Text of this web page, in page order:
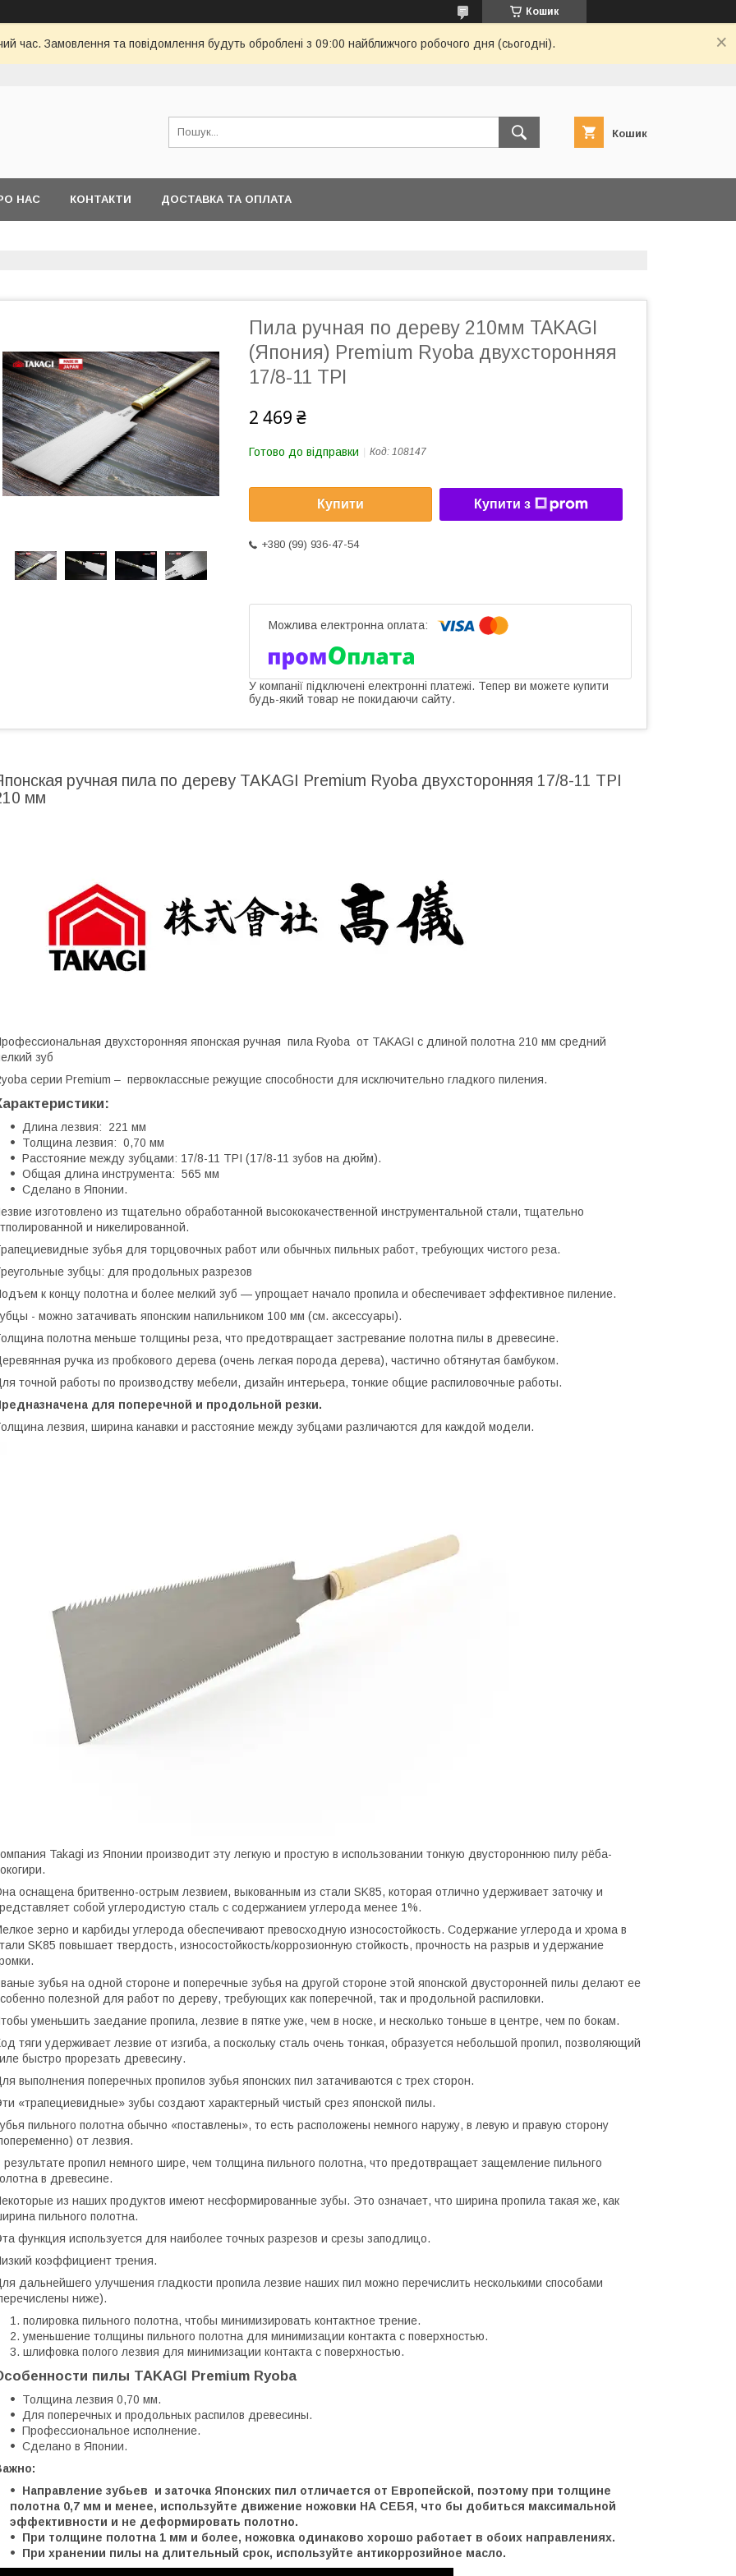
Кошик
час. Замовлення та повідомлення будуть оброблені з 09:00 найближчого робочого дня (сьогодні).
Кошик
НАС КОНТАКТИ ДОСТАВКА ТА ОПЛАТА
Пила ручная по дереву 210мм TAKAGI
(Япония) Premium Ryoba двухсторонняя
17/8-11 TPI
2 469 ₴
Готово до відправки Код: 108147
Купити Купити з
+380 (99) 936-47-54
У компанії підключені електронні платежі. Тепер ви можете купити
будь-який товар не покидаючи сайту.
ручная пила по дереву TAKAGI Premium Ryoba двухсторонняя 17/8-11 TPI
мм
двухсторонняя японская ручная пила Ryoba от TAKAGI с длиной полотна 210 мм средний
зуб
серии Premium – первоклассные режущие способности для исключительно гладкого пиления.
Длина лезвия: 221 мм
Толщина лезвия: 0,70 мм
Расстояние между зубцами: 17/8-11 TPI (17/8-11 зубов на дюйм).
Общая длина инструмента: 565 мм
Сделано в Японии.
изготовлено из тщательно обработанной высококачественной инструментальной стали, тщательно
и никелированной.
зубья для торцовочных работ или обычных пильных работ, требующих чистого реза.
зубцы: для продольных разрезов
к концу полотна и более мелкий зуб — упрощает начало пропила и обеспечивает эффективное пиление.
- можно затачивать японским напильником 100 мм (см. аксессуары).
полотна меньше толщины реза, что предотвращает застревание полотна пилы в древесине.
ручка из пробкового дерева (очень легкая порода дерева), частично обтянутая бамбуком.
точной работы по производству мебели, дизайн интерьера, тонкие общие распиловочные работы.
а для поперечной и продольной резки.
лезвия, ширина канавки и расстояние между зубцами различаются для каждой модели.
Takagi из Японии производит эту легкую и простую в использовании тонкую двустороннюю пилу рёба-
оснащена бритвенно-острым лезвием, выкованным из стали SK85, которая отлично удерживает заточку и
собой углеродистую сталь с содержанием углерода менее 1%.
зерно и карбиды углерода обеспечивают превосходную износостойкость. Содержание углерода и хрома в
SK85 повышает твердость, износостойкость/коррозионную стойкость, прочность на разрыв и удержание
зубья на одной стороне и поперечные зубья на другой стороне этой японской двусторонней пилы делают ее
полезной для работ по дереву, требующих как поперечной, так и продольной распиловки.
уменьшить заедание пропила, лезвие в пятке уже, чем в носке, и несколько тоньше в центре, чем по бокам.
тяги удерживает лезвие от изгиба, а поскольку сталь очень тонкая, образуется небольшой пропил, позволяющий
быстро прорезать древесину.
выполнения поперечных пропилов зубья японских пил затачиваются с трех сторон.
«трапециевидные» зубы создают характерный чистый срез японской пилы.
пильного полотна обычно «поставлены», то есть расположены немного наружу, в левую и правую сторону
от лезвия.
результате пропил немного шире, чем толщина пильного полотна, что предотвращает защемление пильного
в древесине.
из наших продуктов имеют несформированные зубы. Это означает, что ширина пропила такая же, как
пильного полотна.
функция используется для наиболее точных разрезов и срезы заподлицо.
коэффициент трения.
дальнейшего улучшения гладкости пропила лезвие наших пил можно перечислить несколькими способами
ниже).
полировка пильного полотна, чтобы минимизировать контактное трение.
уменьшение толщины пильного полотна для минимизации контакта с поверхностью.
шлифовка полого лезвия для минимизации контакта с поверхностью.
пилы TAKAGI Premium Ryoba
Толщина лезвия 0,70 мм.
Для поперечных и продольных распилов древесины.
Профессиональное исполнение.
Сделано в Японии.
Направление зубьев
и заточка Японских пил отличается от Европейской, поэтому при толщине
полотна 0,7 мм и менее, используйте движение ножовки НА СЕБЯ, что бы добиться максимальной
эффективности и не деформировать полотно.
При толщине полотна 1 мм и более, ножовка одинаково хорошо работает в обоих направлениях.
При хранении пилы на длительный срок, используйте антикоррозийное масло.